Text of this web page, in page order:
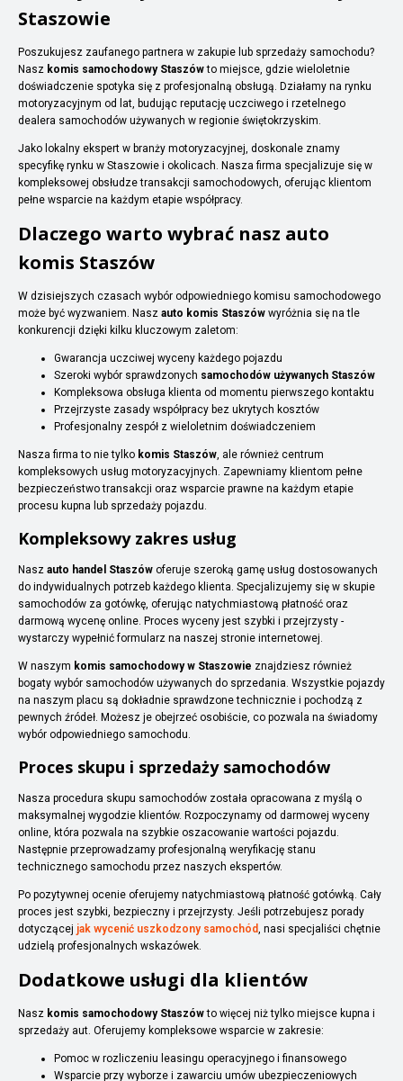
Staszowie
Poszukujesz zaufanego partnera w zakupie lub sprzedaży samochodu?
Nasz komis samochodowy Staszówto miejsce, gdzie wieloletnie
doświadczenie spotyka się z profesjonalną obsługą. Działamy na rynku
motoryzacyjnym od lat, budując reputację uczciwego i rzetelnego
dealera samochodów używanych w regionie świętokrzyskim.
Jako lokalny ekspert w branży motoryzacyjnej, doskonale znamy
specyfikę rynku w Staszowie i okolicach. Nasza firma specjalizuje się w
kompleksowej obsłudze transakcji samochodowych, oferując klientom
pełne wsparcie na każdym etapie współpracy.
Dlaczego warto wybrać nasz auto
komis Staszów
W dzisiejszych czasach wybór odpowiedniego komisu samochodowego
może być wyzwaniem. Nasz auto komis Staszów wyróżnia się na tle
konkurencji dzięki kilku kluczowym zaletom:
Gwarancja uczciwej wyceny każdego pojazdu
Szeroki wybór sprawdzonych samochodów używanych Staszów
Kompleksowa obsługa klienta od momentu pierwszego kontaktu
Przejrzyste zasady współpracy bez ukrytych kosztów
Profesjonalny zespół z wieloletnim doświadczeniem
Nasza firma to nie tylko komis Staszów, ale również centrum
kompleksowych usług motoryzacyjnych. Zapewniamy klientom pełne
bezpieczeństwo transakcji oraz wsparcie prawne na każdym etapie
procesu kupna lub sprzedaży pojazdu.
Kompleksowy zakres usług
Nasz auto handel Staszów oferuje szeroką gamę usług dostosowanych
do indywidualnych potrzeb każdego klienta. Specjalizujemy się w skupie
samochodów za gotówkę, oferując natychmiastową płatność oraz
darmową wycenę online. Proces wyceny jest szybki i przejrzysty -
wystarczy wypełnić formularz na naszej stronie internetowej.
W naszym komis samochodowy w Staszowie znajdziesz również
bogaty wybór samochodów używanych do sprzedania. Wszystkie pojazdy
na naszym placu są dokładnie sprawdzone technicznie i pochodzą z
pewnych źródeł. Możesz je obejrzeć osobiście, co pozwala na świadomy
wybór odpowiedniego samochodu.
Proces skupu i sprzedaży samochodów
Nasza procedura skupu samochodów została opracowana z myślą o
maksymalnej wygodzie klientów. Rozpoczynamy od darmowej wyceny
online, która pozwala na szybkie oszacowanie wartości pojazdu.
Następnie przeprowadzamy profesjonalną weryfikację stanu
technicznego samochodu przez naszych ekspertów.
Po pozytywnej ocenie oferujemy natychmiastową płatność gotówką. Cały
proces jest szybki, bezpieczny i przejrzysty. Jeśli potrzebujesz porady
dotyczącej jak wycenić uszkodzony samochód, nasi specjaliści chętnie
udzielą profesjonalnych wskazówek.
Dodatkowe usługi dla klientów
Nasz komis samochodowy Staszówto więcej niż tylko miejsce kupna i
sprzedaży aut. Oferujemy kompleksowe wsparcie w zakresie:
Pomoc w rozliczeniu leasingu operacyjnego i finansowego
Wsparcie przy wyborze i zawarciu umów ubezpieczeniowych